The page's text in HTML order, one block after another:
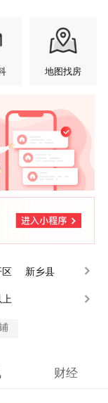
地图找房
区
新乡县
财经